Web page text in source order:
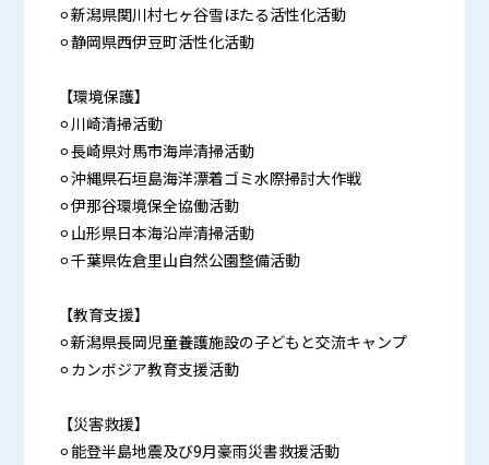
⚪︎新潟県関川村七ヶ谷雪ほたる活性化活動
⚪︎静岡県西伊豆町活性化活動
【環境保護】
⚪︎川崎清掃活動
⚪︎長崎県対馬市海岸清掃活動
⚪︎沖縄県石垣島海洋漂着ゴミ水際掃討大作戦
⚪︎伊那谷環境保全協働活動
⚪︎山形県日本海沿岸清掃活動
⚪︎千葉県佐倉里山自然公園整備活動
【教育支援】
⚪︎新潟県長岡児童養護施設の子どもと交流キャンプ
⚪︎カンボジア教育支援活動
【災害救援】
⚪︎能登半島地震及び9月豪雨災書救援活動